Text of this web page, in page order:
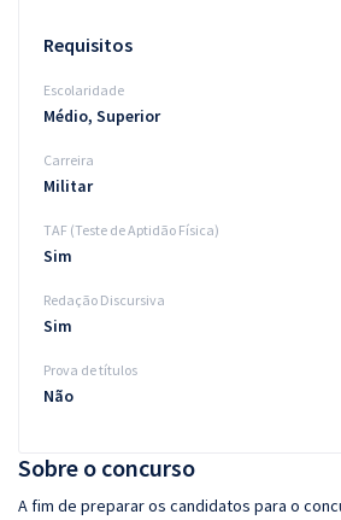
Sobre o concurso
A fim de preparar os candidatos para o
Requisitos
Escolaridade
Médio, Superior
Carreira
Militar
TAF (Teste de Aptidão Física)
Sim
Redação Discursiva
Sim
Prova de títulos
Não